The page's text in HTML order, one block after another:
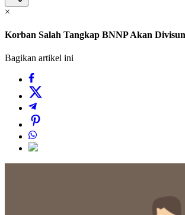
×
Korban Salah Tangkap BNNP Akan
Bagikan artikel ini